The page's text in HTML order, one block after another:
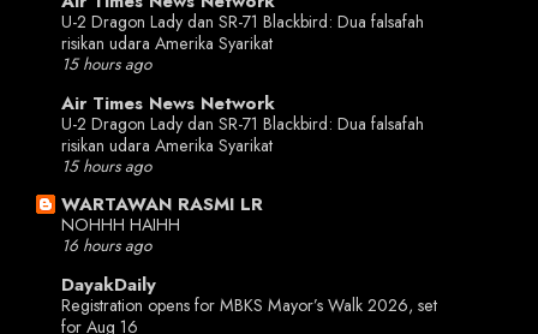
U-2 Dragon Lady dan SR-71 Blackbird: Dua falsafah
risikan udara Amerika Syarikat
15 hours ago
Air Times News Network
U-2 Dragon Lady dan SR-71 Blackbird: Dua falsafah
risikan udara Amerika Syarikat
15 hours ago
WARTAWAN RASMI LR
NOHHH HAIHH
16 hours ago
DayakDaily
Registration opens for MBKS Mayor’s Walk 2026, set
for Aug 16